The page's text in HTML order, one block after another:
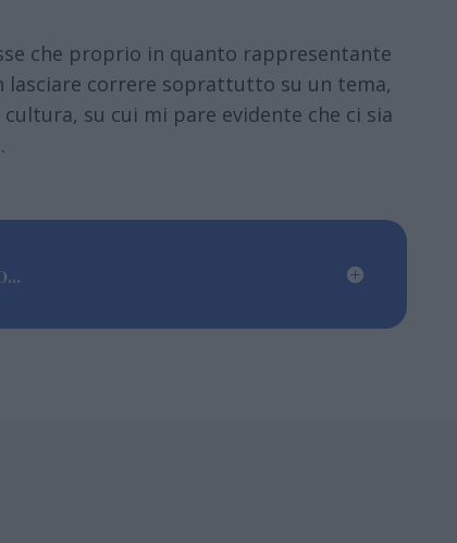
che proprio in quanto rappresentante
correre soprattutto su un tema,
su cui mi pare evidente che ci sia